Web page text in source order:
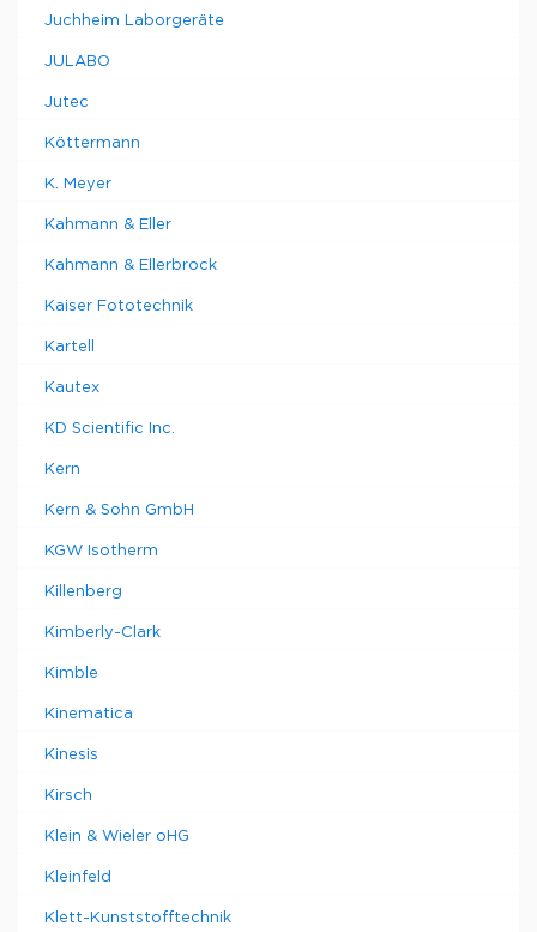
Juchheim Laborgeräte
JULABO
Jutec
Köttermann
K. Meyer
Kahmann & Eller
Kahmann & Ellerbrock
Kaiser Fototechnik
Kartell
Kautex
KD Scientific Inc.
Kern
Kern & Sohn GmbH
KGW Isotherm
Killenberg
Kimberly-Clark
Kimble
Kinematica
Kinesis
Kirsch
Klein & Wieler oHG
Kleinfeld
Klett-Kunststofftechnik